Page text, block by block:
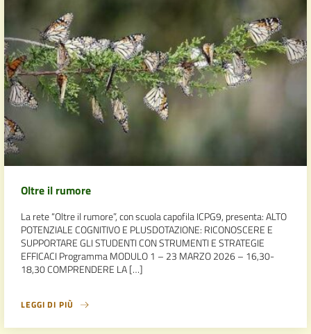
Oltre il rumore
La rete “Oltre il rumore”, con scuola capofila ICPG9, presenta: ALTO
POTENZIALE COGNITIVO E PLUSDOTAZIONE: RICONOSCERE E
SUPPORTARE GLI STUDENTI CON STRUMENTI E STRATEGIE
EFFICACI Programma MODULO 1 – 23 MARZO 2026 – 16,30-
18,30 COMPRENDERE LA […]
LEGGI DI PIÙ